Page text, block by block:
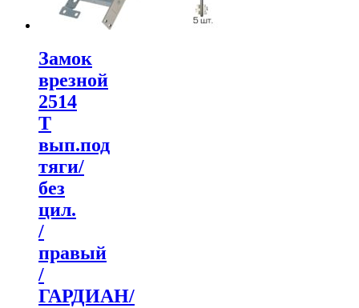
Замок
врезной
2514
Т
вып.под
тяги/
без
цил.
/
правый
/
ГАРДИАН/